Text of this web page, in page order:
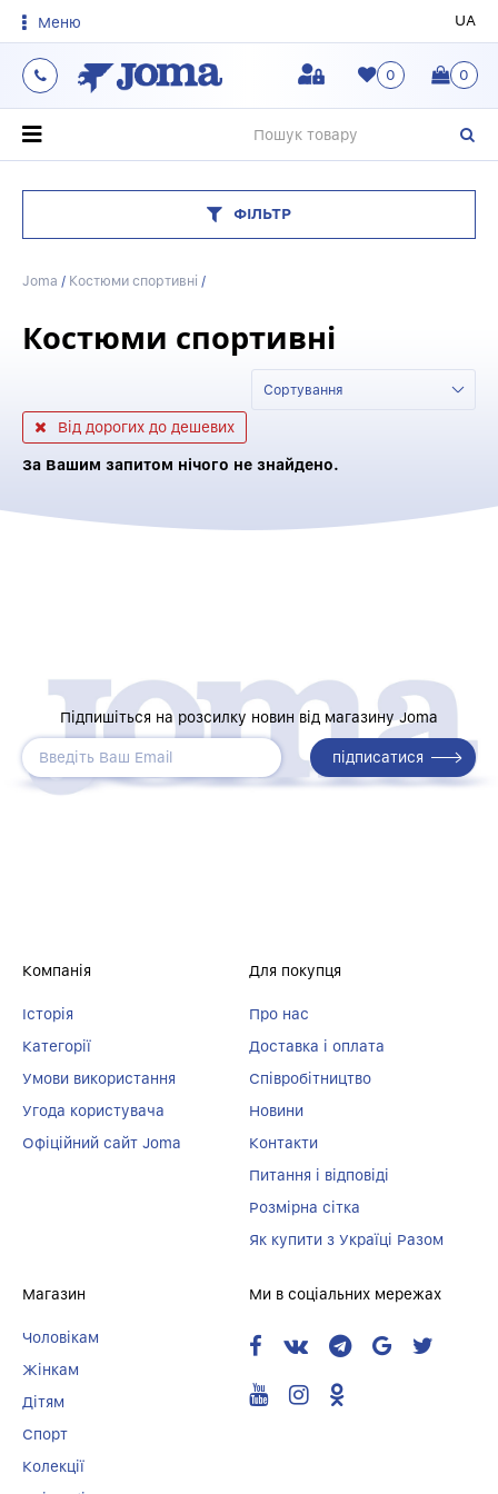
Меню UA
0
0
ФІЛЬТР
Joma / Костюми спортивні /
Костюми спортивні
Сортування
Від дорогих до дешевих
За Вашим запитом нічого не знайдено.
Підпишіться на розсилку новин від магазину Joma
Компанія
Історія
Категорії
Умови використання
Угода користувача
Офіційний сайт Joma
Для покупця
Про нас
Доставка і оплата
Співробітництво
Новини
Контакти
Питання і відповіді
Розмірна сітка
Як купити з Україці Разом
Магазин
Чоловікам
Жінкам
Дітям
Спорт
Колекції
Ми в соціальних мережах